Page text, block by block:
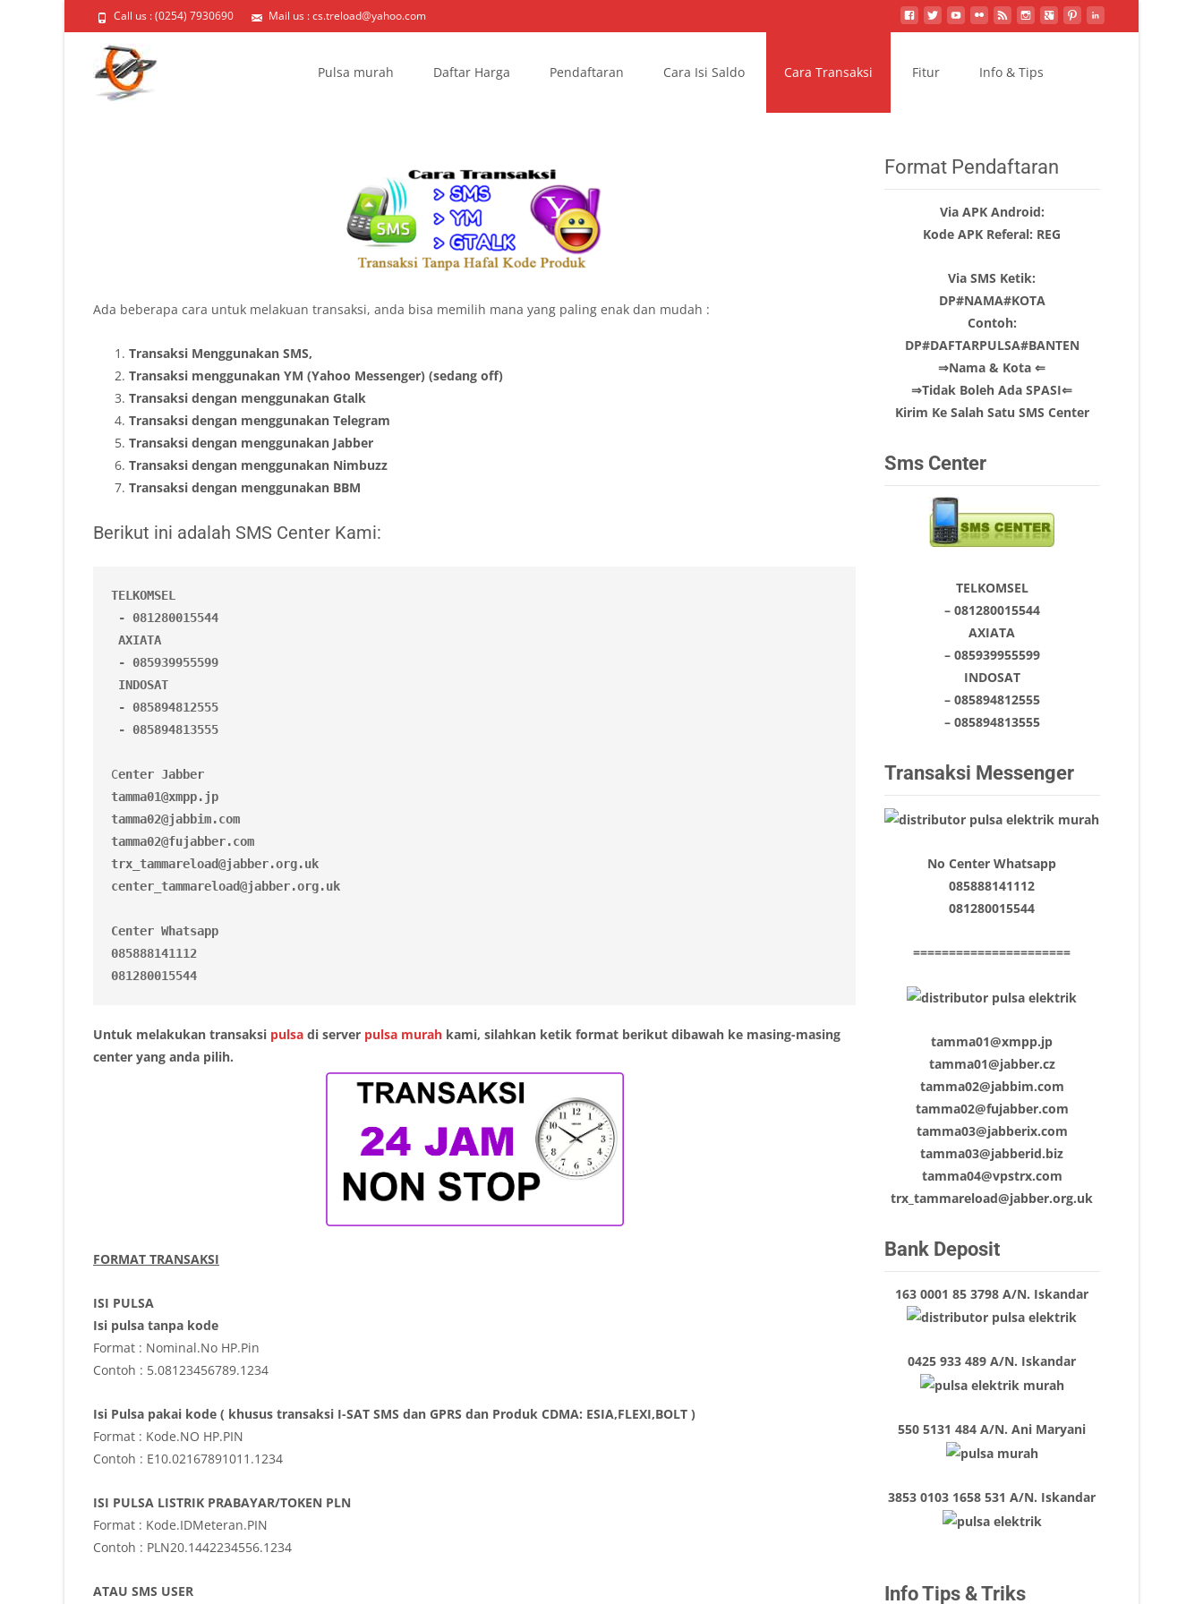
Call us : (0254) 7930690 Mail us : cs.treload@yahoo.com
Pulsa murah Daftar Harga Pendaftaran Cara Isi Saldo Cara Transaksi Fitur Info & Tips
Ada beberapa cara untuk melakuan transaksi, anda bisa memilih mana yang paling enak dan mudah :
Transaksi Menggunakan SMS,
Transaksi menggunakan YM (Yahoo Messenger) (sedang off)
Transaksi dengan menggunakan Gtalk
Transaksi dengan menggunakan Telegram
Transaksi dengan menggunakan Jabber
Transaksi dengan menggunakan Nimbuzz
Transaksi dengan menggunakan BBM
Berikut ini adalah SMS Center Kami:
TELKOMSEL
- 085894813555
Center Jabber
tamma01@xmpp.jp
tamma02@jabbim.com
tamma02@fujabber.com
trx_tammareload@jabber.org.uk
center_tammareload@jabber.org.uk
Center Whatsapp
085888141112
Untuk melakukan transaksi pulsa di server pulsa murah kami, silahkan ketik format berikut dibawah ke masing-masing
center yang anda pilih.
FORMAT TRANSAKSI
ISI PULSA
Isi pulsa tanpa kode
Format : Nominal.No HP.Pin
Contoh : 5.08123456789.1234
Isi Pulsa pakai kode ( khusus transaksi I-SAT SMS dan GPRS dan Produk CDMA: ESIA,FLEXI,BOLT )
Format : Kode.NO HP.PIN
Contoh : E10.02167891011.1234
ISI PULSA LISTRIK PRABAYAR/TOKEN PLN
Format : Kode.IDMeteran.PIN
Contoh : PLN20.1442234556.1234
ATAU SMS USER
Format Pendaftaran
Via APK Android:
Kode APK Referal: REG
Via SMS Ketik:
DP#NAMA#KOTA
Contoh:
DP#DAFTARPULSA#BANTEN
⇒Nama & Kota ⇐
⇒Tidak Boleh Ada SPASI⇐
Kirim Ke Salah Satu SMS Center
Sms Center
TELKOMSEL
– 081280015544
AXIATA
– 085939955599
INDOSAT
– 085894812555
– 085894813555
Transaksi Messenger
No Center Whatsapp
085888141112
081280015544
======================
tamma01@xmpp.jp
tamma01@jabber.cz
tamma02@jabbim.com
tamma02@fujabber.com
tamma03@jabberix.com
tamma03@jabberid.biz
tamma04@vpstrx.com
trx_tammareload@jabber.org.uk
Bank Deposit
163 0001 85 3798 A/N. Iskandar
0425 933 489 A/N. Iskandar
550 5131 484 A/N. Ani Maryani
3853 0103 1658 531 A/N. Iskandar
Info Tips & Triks